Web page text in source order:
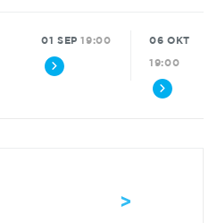
01 SEP 19:00 06 OKT
19:00
>